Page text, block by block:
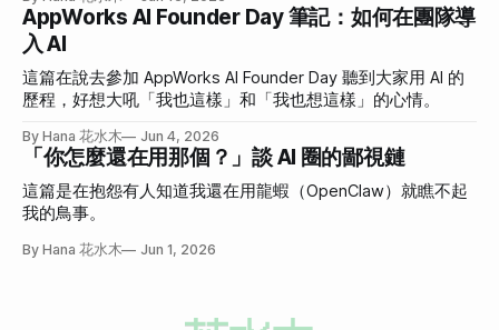
AppWorks AI Founder Day 筆記：如何在團隊導
入 AI
這篇在說去參加 AppWorks AI Founder Day 聽到大家用 AI 的
歷程，好想大吼「我也這樣」和「我也想這樣」的心情。
By Hana 花水木 Jun 4, 2026
「你怎麼還在用那個？」談 AI 圈的鄙視鏈
這篇是在抱怨有人知道我還在用龍蝦（OpenClaw）就瞧不起
我的鳥事。
By Hana 花水木 Jun 1, 2026